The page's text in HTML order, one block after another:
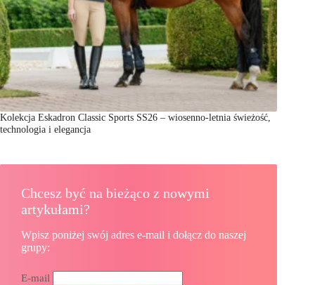
Kolekcja Eskadron Classic Sports SS26 – wiosenno-letnia świeżość,
technologia i elegancja
Chcesz być na bieżąco z nowymi
artykułami?
Wpisz poniżej swój adres e-mail i dołącz do naszej
grupy:
E-mail